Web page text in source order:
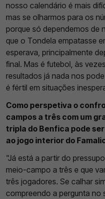
nosso calendário é mais
mas se olharmos para os
porque só dependemos de
que o Tondela empatasse
esperava, principalmente
final. Mas é futebol, às
resultados já nada nos
é fértil em situações
Como perspetiva o
campos a três com um
tripla do Benfica pode
ao jogo interior do
"Já está a partir do
meio-campo a três e que
três jogadores. Se calhar
compreendo a pergunta no